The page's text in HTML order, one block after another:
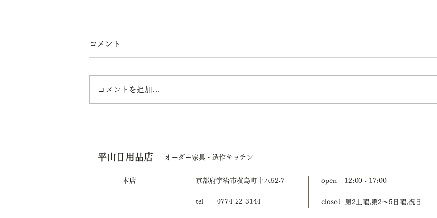
展示されます
コメント
コメントを追加…
平山日用品店
本店
オーダー家具・造作キッチン
京都府宇治市槇島町十八52-7
tel 0774-22-3144
open 12:00 - 17:00
closed 第2土曜,第2〜5日曜,祝日